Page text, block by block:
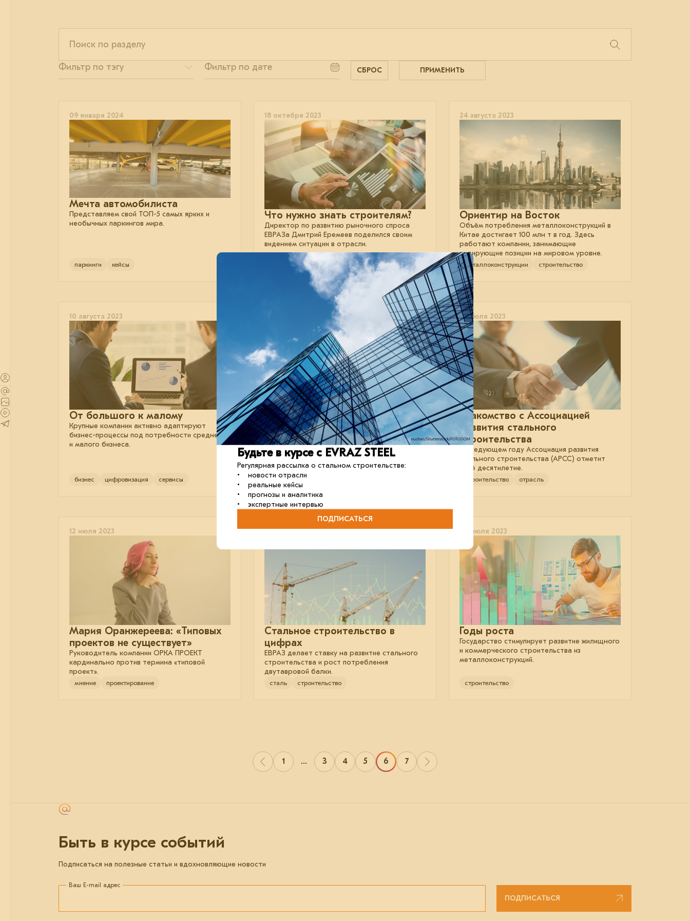
СБРОС ПРИМЕНИТЬ
09 января 2024
Мечта автомобилиста
Представляем свой ТОП-5 самых ярких и
необычных паркингов мира.
паркинги кейсы
18 октября 2023
Что нужно знать строителям?
Директор по развитию рыночного спроса
ЕВРАЗа Дмитрий Еремеев поделился своим
видением ситуации в отрасли.
мнение цифровизация кадры
24 августа 2023
Ориентир на Восток
Объём потребления металлоконструкций в
Китае достигает 100 млн т в год. Здесь
работают компании, занимающие
лидирующие позиции на мировом уровне.
металлоконструкции строительство
10 августа 2023
От большого к малому
Крупные компании активно адаптируют
бизнес-процессы под потребности среднего
и малого бизнеса.
бизнес цифровизация сервисы
Нефтегазу нужен металл
В ближайшие два года аналитики
прогнозируют заметный рост
нефтеперерабатывающих мощностей в мире.
металлоконструкции
25 июля 2023
Знакомство с Ассоциацией
развития стального
строительства
В следующем году Ассоциация развития
стального строительства (АРСС) отметит
своё десятилетие.
строительство отрасль
12 июля 2023
Мария Оранжереева: «Типовых
проектов не существует»
Руководитель компании ОРКА ПРОЕКТ
кардинально против термина «типовой
проект».
мнение проектирование
11 июля 2023
Стальное строительство в
цифрах
ЕВРАЗ делает ставку на развитие стального
строительства и рост потребления
двутавровой балки.
сталь строительство
06 июля 2023
Годы роста
Государство стимулирует развитие жилищного
и коммерческого строительства из
металлоконструкций.
строительство
1 ... 3 4 5 6 7
Быть в курсе событий
Подписаться на полезные статьи и вдохновляющие новости
Ваш E-mail адрес
ПОДПИСАТЬСЯ
Будьте в курсе с EVRAZ STEEL
Регулярная рассылка о стальном строительстве:
• новости отрасли
• реальные кейсы
• прогнозы и аналитика
• экспертные интервью
ПОДПИСАТЬСЯ